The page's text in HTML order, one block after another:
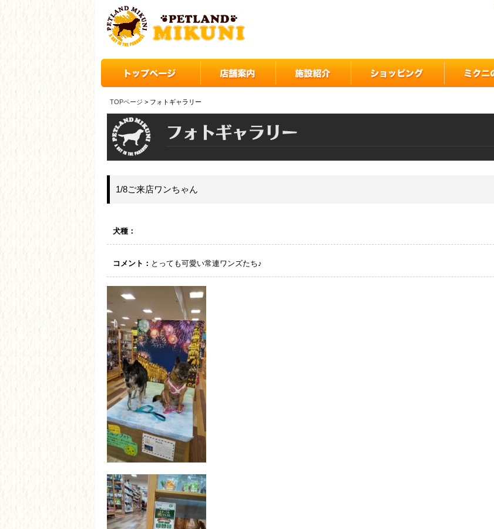
TOPページ > フォトギャラリー
1/8ご来店ワンちゃん
犬種：
コメント： とっても可愛い常連ワンズたち♪